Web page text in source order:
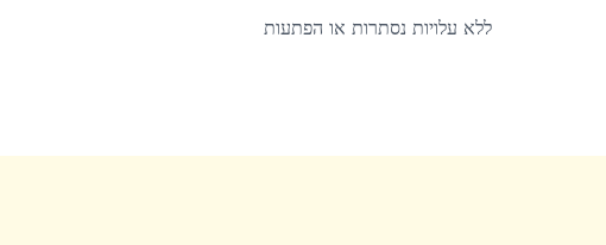
ללא עלויות נסתרות או הפתעות